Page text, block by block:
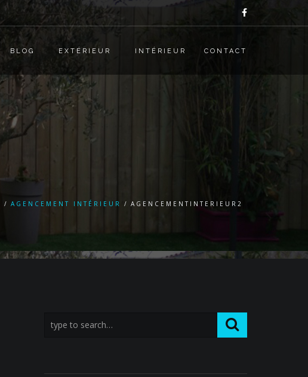
BLOG EXTÉRIEUR INTÉRIEUR CONTACT
AGENCEMENT INTÉRIEUR AGENCEMENTINTERIEUR2